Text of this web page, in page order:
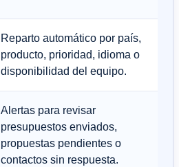
Reparto automático por país,
producto, prioridad, idioma o
disponibilidad del equipo.
Alertas para revisar
presupuestos enviados,
propuestas pendientes o
contactos sin respuesta.